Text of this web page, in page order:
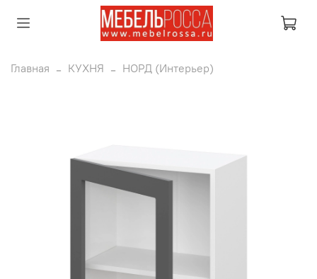
Главная КУХНЯ НОРД (Интерьер)